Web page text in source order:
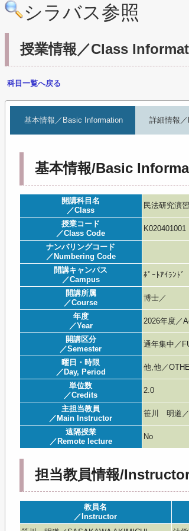
シラバス参照
授業情報／Class
科目一覧へ戻る
基本情報／Basic Information 詳細情報
基本情報/Basic
開講科目名
／Class
民法研究演
授業コード
／Class Code
K020401001
ナンバリングコード
／Numbering Code
開講キャンパス
／Campus
ﾎﾟｰﾄｱｲﾗﾝﾄﾞ
開講所属
／Course
博士／
年度
／Year
2026年度
開講区分
／Semester
通年集中／
曜日・時限
／Day, Period
他,他／
単位数
／Credits
2.0
主担当教員
／Main Instructor
笹川 明道／
遠隔授業
／Remote lecture
No
担当教員情報/
教員名
／Instructor